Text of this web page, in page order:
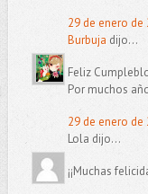
29 de enero de
Burbuja dijo...
Feliz
Por muchos
29 de enero de
Lola dijo...
¡¡Muchas